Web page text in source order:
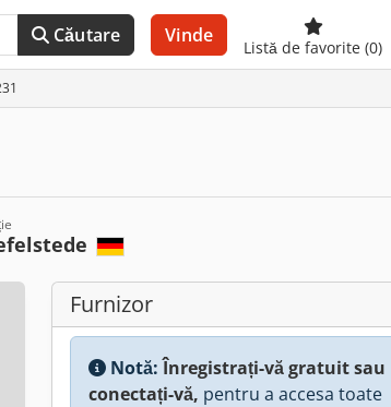
Căutare Vinde
Listă de favorite (0)
Furnizor
Notă:Înregistrați-vă gratuit sau
conectați-vă, pentru a accesa toate